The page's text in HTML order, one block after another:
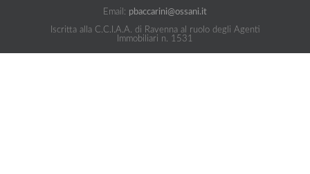
Email: pbaccarini@ossani.it
Iscritta alla C.C.I.A.A. di Ravenna al ruolo degli Agenti
Immobiliari n. 1531